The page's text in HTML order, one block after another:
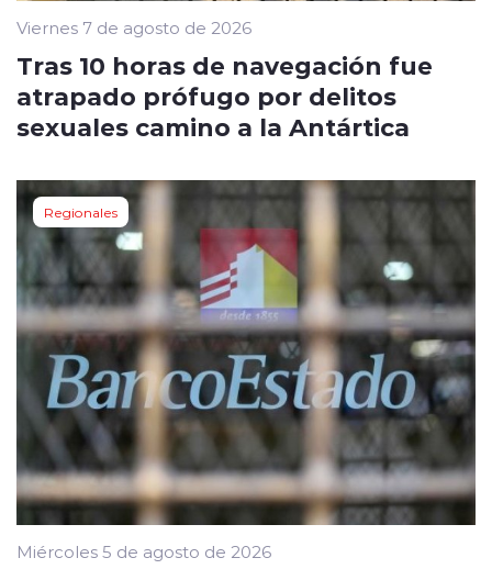
Viernes 7 de agosto de 2026
Tras 10 horas de navegación fue
atrapado prófugo por delitos
sexuales camino a la Antártica
Regionales
Miércoles 5 de agosto de 2026